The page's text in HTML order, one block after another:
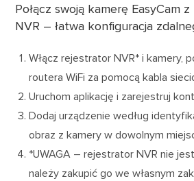
Połącz swoją kamerę EasyCam
NVR – łatwa konfiguracja
Włącz rejestrator NVR* i kamery,
routera WiFi za pomocą kabla
Uruchom aplikację i zarejestruj
Dodaj urządzenie według
obraz z kamery w dowolnym
*UWAGA – rejestrator NVR nie
należy zakupić go we własnym